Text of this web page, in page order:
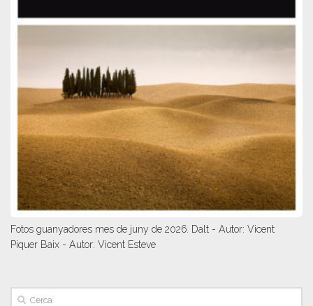
Fotos guanyadores mes de juny de 2026. Dalt - Autor: Vicent
Piquer Baix - Autor: Vicent Esteve